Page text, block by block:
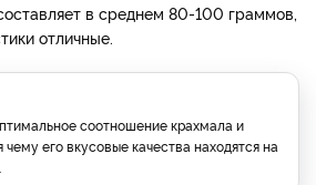
в среднем 80-100 граммов,
отличные.
соотношение крахмала и
чему его вкусовые качества находятся на